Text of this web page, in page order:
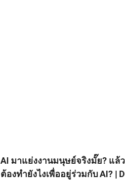
AI มาแย่งงานมนุษย์จริงมั๊ย? แล้
ต้องทำยังไงเพื่ออยู่ร่วมกับ AI? |